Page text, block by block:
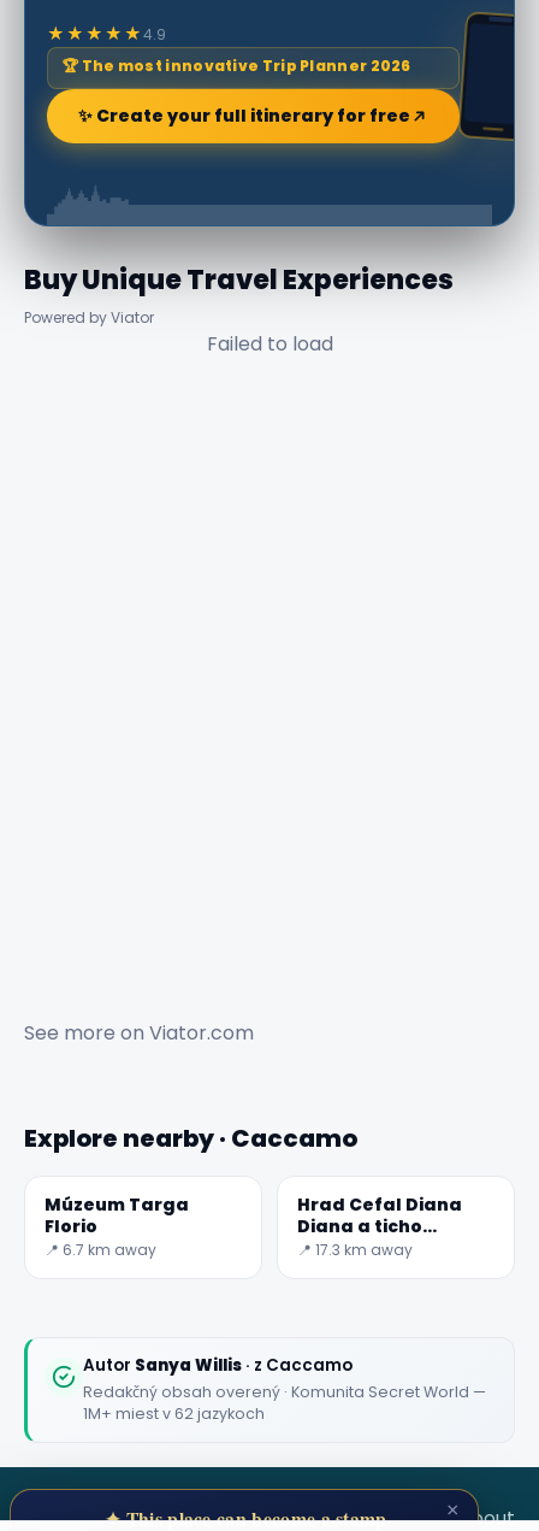
★★★★★4.9
🏆 The most innovative Trip Planner 2026
✨ Create your full itinerary for free
Buy Unique Travel Experiences
Powered by Viator
Failed to load
See more on Viator.com
Explore nearby · Caccamo
Múzeum Targa
Florio
📍 6.7 km away
Hrad Cefal Diana
Diana a ticho
prírody
📍 17.3 km away
Autor Sanya Willis · z Caccamo
Redakčný obsah overený · Komunita Secret World —
1M+ miest v 62 jazykoch
SECRET WORLD TermsPrivacyAbout
★★★★★
1,000,000+ places in your pocket. Free.
×
✦ This place can become a stamp